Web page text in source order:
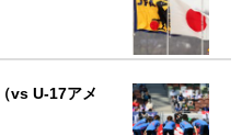
vs U-17アメ